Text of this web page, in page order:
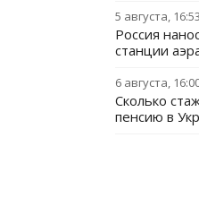
5 августа, 16:53
Россия
станции
6 августа,
Сколько
пенсию в